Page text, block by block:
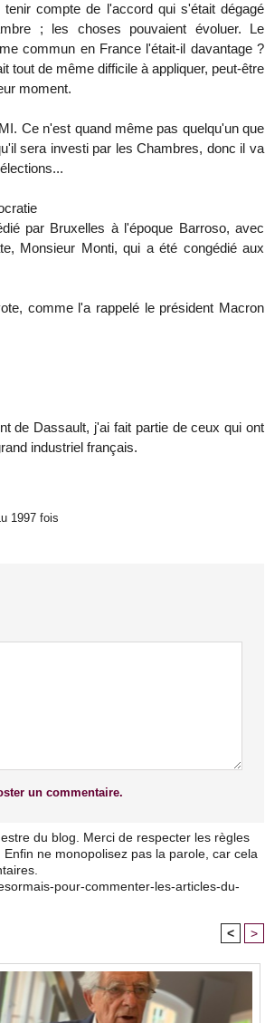
compte de l'accord qui s'était dégagé
; les choses pouvaient évoluer. Le
commun en France l'était-il davantage ?
tout de même difficile à appliquer, peut-être
moment.
Ce n'est quand même pas quelqu'un que
sera investi par les Chambres, donc il va
par Bruxelles à l'époque Barroso, avec
Monsieur Monti, qui a été congédié aux
comme l'a rappelé le président Macron
de Dassault, j'ai fait partie de ceux qui ont
industriel français.
1997 fois
un commentaire.
du blog. Merci de respecter les règles
ne monopolisez pas la parole, car cela
pour-commenter-les-articles-du-
< >